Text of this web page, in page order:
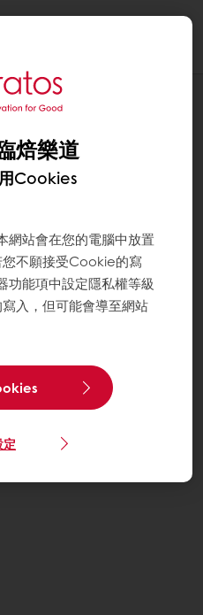
巧巴達
焙樂道
Cookies
網站會在您的電腦中放置
不願接受Cookie的寫
功能項中設定隱私權等級
入，但可能會導至網站